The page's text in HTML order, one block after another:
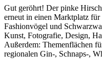
Gut geröhrt! Der pinke
erneut in einen Marktplatz
Fashionvögel und
Kunst, Fotografie, Design,
Außerdem: Themenflächen
regionalen Gin-, Schnaps-,